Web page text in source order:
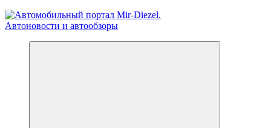
Справочник автомобилиста. Обзор новинок популярных